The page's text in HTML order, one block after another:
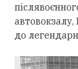
до